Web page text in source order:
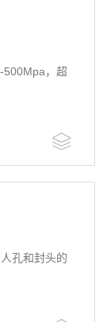
500Mpa，超
孔和封头的